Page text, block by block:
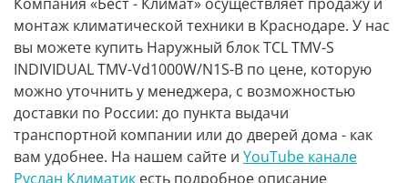
монтаж климатической техники в Краснодаре. У нас
вы можете купить Наружный блок TCL TMV-S
INDIVIDUAL TMV-Vd1000W/N1S-B по цене, которую
можно уточнить у менеджера, с возможностью
доставки по России: до пункта выдачи
транспортной компании или до дверей дома - как
вам удобнее. На нашем сайте и YouTube канале
Руслан Климатик есть подробное описание